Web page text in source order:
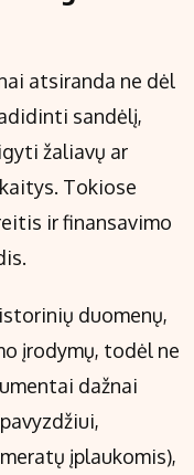
atsiranda ne dėl
sandėlį,
žaliavų ar
Tokiose
ir finansavimo
duomenų,
įrodymų, todėl ne
dažnai
įplaukomis),